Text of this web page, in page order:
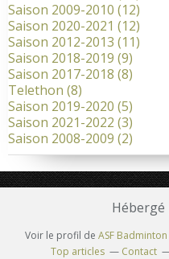
Saison 2009-2010 (12)
Saison 2020-2021 (12)
Saison 2012-2013 (11)
Saison 2018-2019 (9)
Saison 2017-2018 (8)
Telethon (8)
Saison 2019-2020 (5)
Saison 2021-2022 (3)
Saison 2008-2009 (2)
Hébergé
Voir le profil de ASF
Top articles
Contact